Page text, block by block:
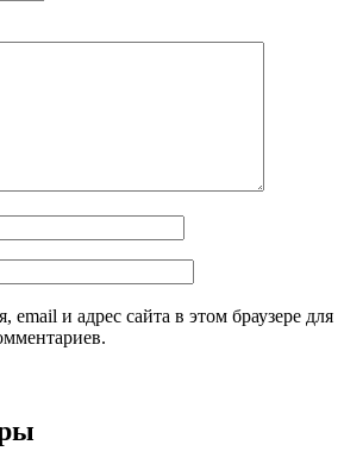
email и адрес сайта в этом браузере для